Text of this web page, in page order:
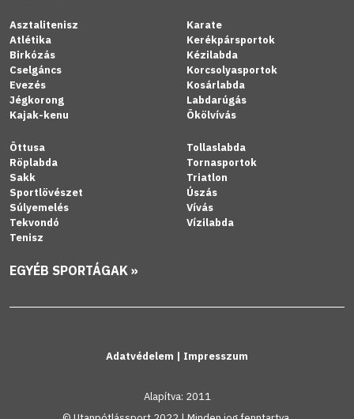
Asztalitenisz
Atlétika
Birkózás
Cselgáncs
Evezés
Jégkorong
Kajak-kenu
Karate
Kerékpársportok
Kézilabda
Korcsolyasportok
Kosárlabda
Labdarúgás
Ökölvívás
Öttusa
Röplabda
Sakk
Sportlövészet
Súlyemelés
Tekvondó
Tenisz
Tollaslabda
Tornasportok
Triatlon
Úszás
Vívás
Vízilabda
EGYÉB SPORTÁGAK »
Adatvédelem | Impresszum
Alapítva: 2011